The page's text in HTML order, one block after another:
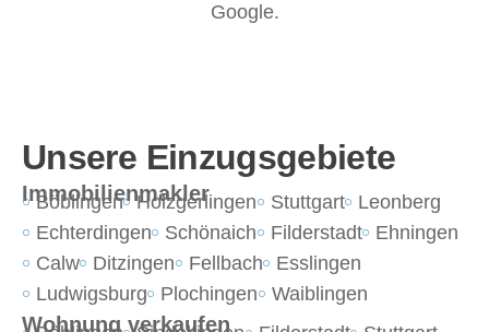
Google.
Unsere Einzugsgebiete
Immobilienmakler
Böblingen Holzgerlingen Stuttgart
Leonberg
Echterdingen
Schönaich Filderstadt
Ehningen
Calw
Ditzingen Fellbach
Esslingen
Ludwigsburg
Plochingen Waiblingen
Wohnung verkaufen